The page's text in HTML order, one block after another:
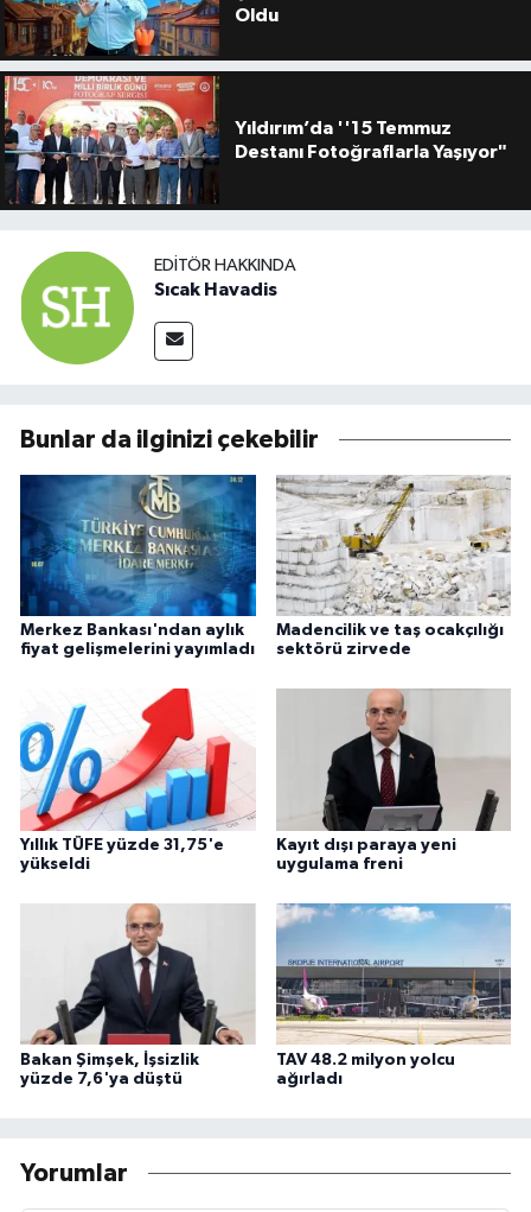
Oldu
Yıldırım’da ''15 Temmuz
Destanı Fotoğraflarla Yaşıyor"
EDITÖR HAKKINDA
Sıcak Havadis
Bunlar da ilginizi çekebilir
Merkez Bankası'ndan aylık
fiyat gelişmelerini yayımladı
Madencilik ve taş ocakçılığı
sektörü zirvede
Yıllık TÜFE yüzde 31,75'e
yükseldi
Kayıt dışı paraya yeni
uygulama freni
Bakan Şimşek, İşsizlik
yüzde 7,6'ya düştü
TAV 48.2 milyon yolcu
ağırladı
Yorumlar